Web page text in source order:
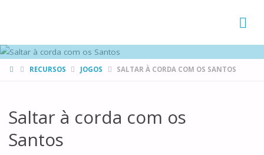
HOMERECURSOS JOGOS SALTAR À CORDA COM OS SANTOS
Saltar à corda com os
Santos